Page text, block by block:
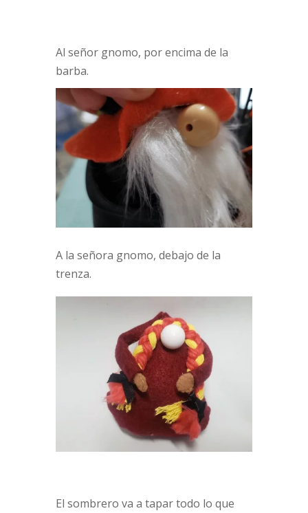
Al señor gnomo, por encima de la
barba.
A la señora gnomo, debajo de la
trenza.
El sombrero va a tapar todo lo que